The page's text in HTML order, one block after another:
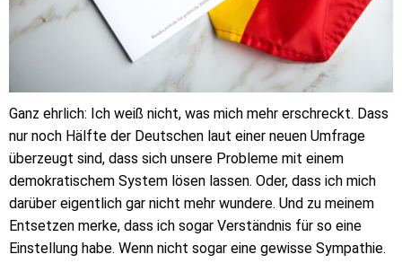
Ganz ehrlich: Ich weiß nicht, was mich mehr erschreckt. Dass
nur noch Hälfte der Deutschen laut einer neuen Umfrage
überzeugt sind, dass sich unsere Probleme mit einem
demokratischem System lösen lassen. Oder, dass ich mich
darüber eigentlich gar nicht mehr wundere. Und zu meinem
Entsetzen merke, dass ich sogar Verständnis für so eine
Einstellung habe. Wenn nicht sogar eine gewisse Sympathie.